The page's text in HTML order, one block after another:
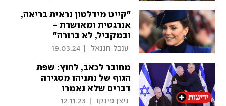
"קייט מידלטון נראית בריאה,
אנרגטית ומאושרת -
ובמקביל, לא ברורה"
ענבל חננאל 19.03.24
מחובר לכאב, לחוץ: שפת
הגוף של נתניהו מסגירה
דברים שלא נאמרו
ניצן פינקו 12.11.23